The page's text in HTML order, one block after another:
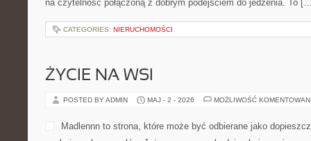
na czytelność połączoną z dobrym podejściem do jedzenia. To
CATEGORIES: NIERUCHOMOŚCI
ŻYCIE NA WSI
POSTED BY ADMIN MAJ - 2 - 2026 MOŻLIWOŚĆ
Madlennn to strona, które może być odbierane jako